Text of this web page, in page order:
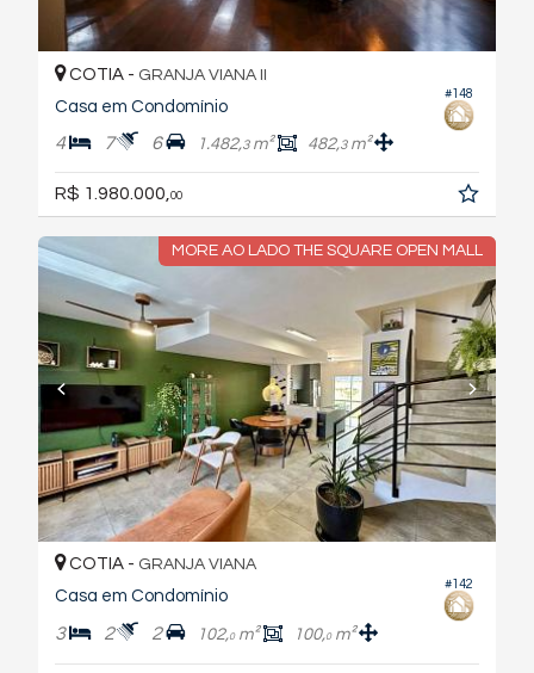
#148
COTIA - GRANJA VIANA II
Casa em Condomínio
4 7 6 1.482,3m² 482,3m²
R$ 1.980.000, 00
MORE AO LADO THE SQUARE OPEN MALL
#142
COTIA - GRANJA VIANA
Casa em Condomínio
3 2 2 102,0m² 100,0m²